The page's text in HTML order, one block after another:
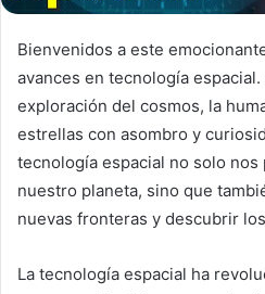
Bienvenidos a este
avances en tecnología
exploración del cosmos, la
estrellas con asombro y
tecnología espacial no solo nos
nuestro planeta, sino que
nuevas fronteras y descubrir
La tecnología espacial ha